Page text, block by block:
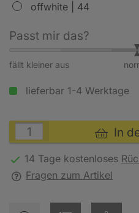
offwhite | 44
Passt mir das?
fällt kleiner aus
lieferbar 1-4 Werktage
In
14 Tage kostenloses
Fragen zum Artikel